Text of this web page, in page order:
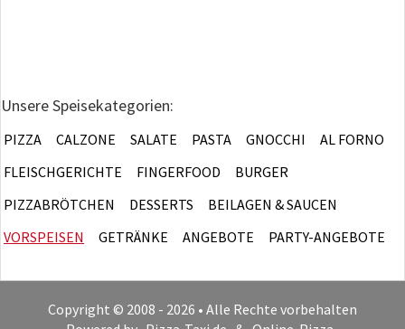
Unsere Speisekategorien:
PIZZA CALZONE SALATE PASTA GNOCCHI
AL FORNO
FLEISCHGERICHTE
FINGERFOOD
BURGER
PIZZABRÖTCHEN
DESSERTS
BEILAGEN & SAUCEN
VORSPEISEN
GETRÄNKE ANGEBOTE PARTY-ANGEBOTE
Copyright © 2008 - 2026 • Alle Rechte vorbehalten